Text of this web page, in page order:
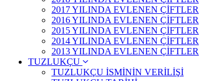
2017 YILINDA EVLENEN ÇİFTLER
2016 YILINDA EVLENEN ÇİFTLER
2015 YILINDA EVLENEN ÇİFTLER
2014 YILINDA EVLENEN ÇİFTLER
2013 YILINDA EVLENEN ÇİFTLER
TUZLUKÇU
TUZLUKÇU İSMİNİN VERİLİŞİ